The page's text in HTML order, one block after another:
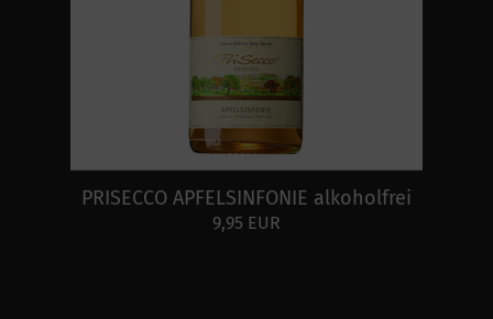
PRISECCO APFELSINFONIE alkoholfrei
9,95 EUR